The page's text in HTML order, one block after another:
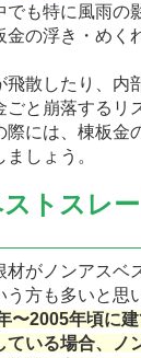
でも特に風雨の
金の浮き・めく
散したり、内
と崩落するリ
際には、棟板金
しょう。
トスレ
材がノンアスベ
方も多いと思
〜2005年頃に
ている場合、ノ